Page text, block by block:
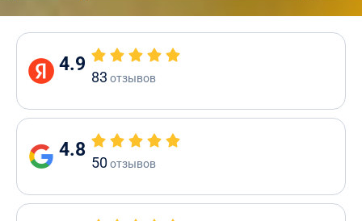
4.9
83 отзывов
4.8
50отзывов